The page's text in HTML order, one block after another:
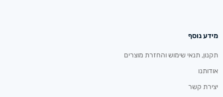
מידע נוסף
תקנון, תנאי שימוש והחזרת מוצרים
אודותנו
יצירת קשר